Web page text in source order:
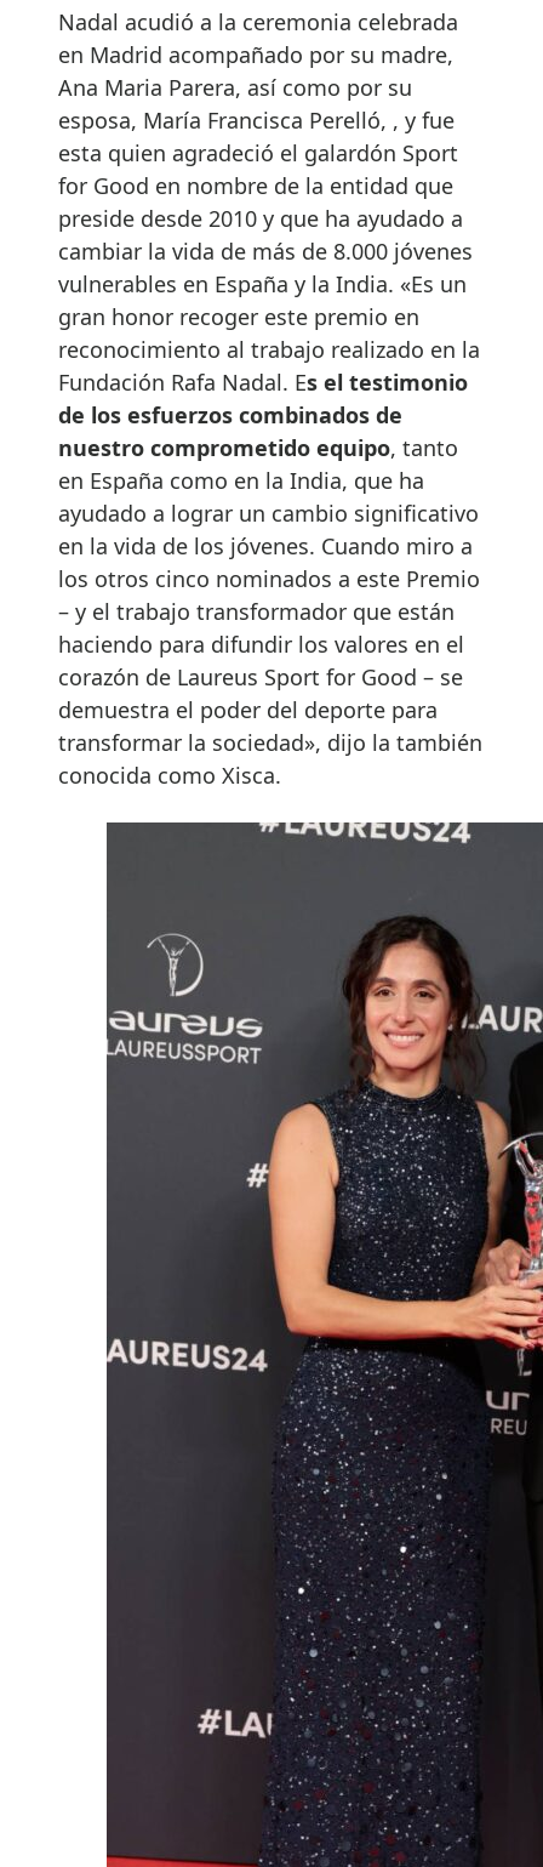
Nadal acudió a la ceremonia celebrada
en Madrid acompañado por su madre,
Ana Maria Parera, así como por su
esposa, María Francisca Perelló, , y fue
esta quien agradeció el galardón Sport
for Good en nombre de la entidad que
preside desde 2010 y que ha ayudado a
cambiar la vida de más de 8.000 jóvenes
vulnerables en España y la India. «Es un
gran honor recoger este premio en
reconocimiento al trabajo realizado en la
Fundación Rafa Nadal. Es el testimonio
de los esfuerzos combinados de
nuestro comprometido equipo, tanto
en España como en la India, que ha
ayudado a lograr un cambio significativo
en la vida de los jóvenes. Cuando miro a
los otros cinco nominados a este Premio
– y el trabajo transformador que están
haciendo para difundir los valores en el
corazón de Laureus Sport for Good – se
demuestra el poder del deporte para
transformar la sociedad», dijo la también
conocida como Xisca.